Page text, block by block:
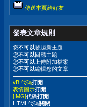
傳送本頁給好友
發表文章規則
您不可以發起新主題
您不可以 回應主題
您不可以 上傳附加檔案
您不可以編輯您的文章
vB 代碼打開
表情圖示打開
[IMG]代碼打開
HTML代碼關閉